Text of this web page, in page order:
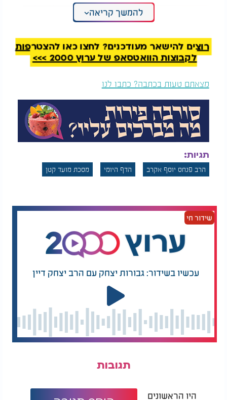
לצפייה - מועד קטן י"ח
לצפייה - מועד קטן כ"ב
להמשך קריאה
רוצים להישאר מעודכנים? לחצו כאן להצטרפות
לקבוצות הוואטסאפ של ערוץ 2000 >>>
מצאתם טעות בכתבה? כתבו לנו
תגיות:
הרב פנחס יוסף אקרב הדף היומי מסכת מועד קטן
שידור חי
עכשיו בשידור: גבורות יצחק עם הרב יצחק דיין
תגובות
היו הראשונים